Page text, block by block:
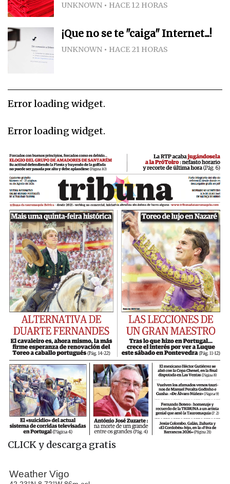
UNKNOWN HACE 12 HORAS
¡Que no se te "caiga" Internet...!
UNKNOWN HACE 21 HORAS
Error loading widget.
Error loading widget.
CLICK y descarga gratis